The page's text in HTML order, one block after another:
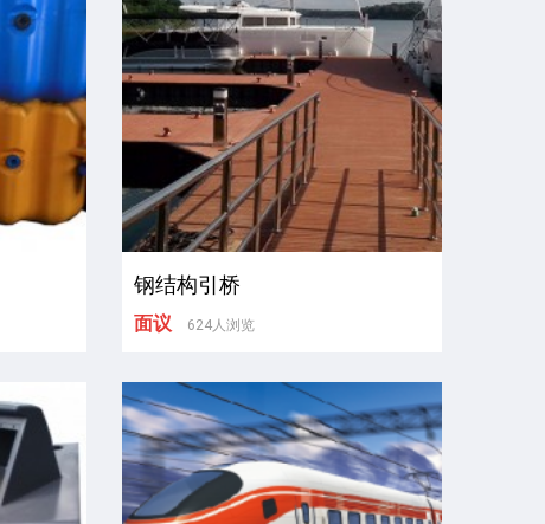
钢结构引桥
面议 624人浏览